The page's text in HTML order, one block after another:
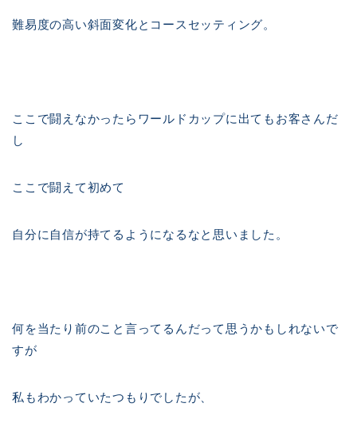
難易度の高い斜面変化とコースセッティング。
ここで闘えなかったらワールドカップに出てもお客さんだ
し
ここで闘えて初めて
自分に自信が持てるようになるなと思いました。
何を当たり前のこと言ってるんだって思うかもしれないで
すが
私もわかっていたつもりでしたが、